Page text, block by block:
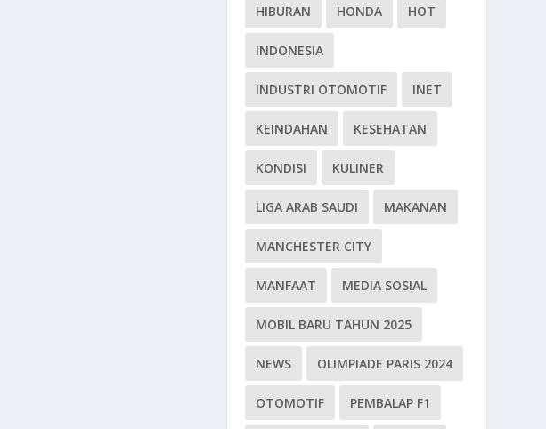
HIBURAN HONDA HOT
INDONESIA
INDUSTRI OTOMOTIF INET
KEINDAHAN KESEHATAN
KONDISI KULINER
LIGA ARAB SAUDI MAKANAN
MANCHESTER CITY
MANFAAT MEDIA SOSIAL
MOBIL BARU TAHUN 2025
NEWS OLIMPIADE PARIS 2024
OTOMOTIF PEMBALAP F1